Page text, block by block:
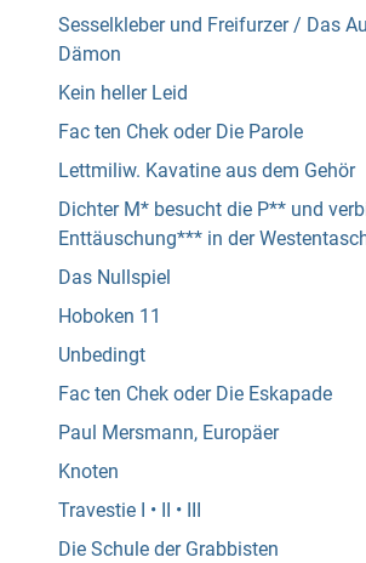
Sesselkleber und Freifurzer / Das
Dämon
Kein heller Leid
Fac ten Chek oder Die Parole
Lettmiliw. Kavatine aus dem Gehör
Dichter M* besucht die P** und
Enttäuschung*** in der
Das Nullspiel
Hoboken 11
Unbedingt
Fac ten Chek oder Die Eskapade
Paul Mersmann, Europäer
Knoten
Travestie I • II • III
Die Schule der Grabbisten